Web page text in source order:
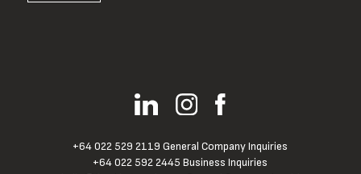
+64 022 529 2119 General Company Inquiries
+64 022 592 2445 Business Inquiries